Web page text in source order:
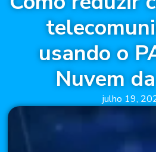
usando o
Nuvem
julho 19,